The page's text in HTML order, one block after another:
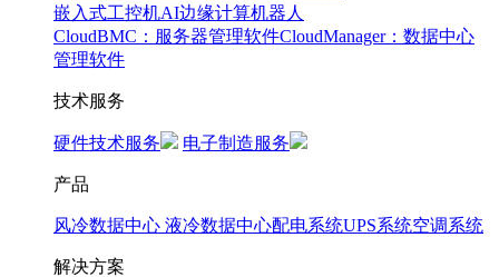
嵌入式工控机AI边缘计算机器人
CloudBMC：服务器管理软件CloudManager：数据中心
管理软件
技术服务
硬件技术服务 电子制造服务
产品
风冷数据中心 液冷数据中心配电系统UPS系统空调系统
解决方案